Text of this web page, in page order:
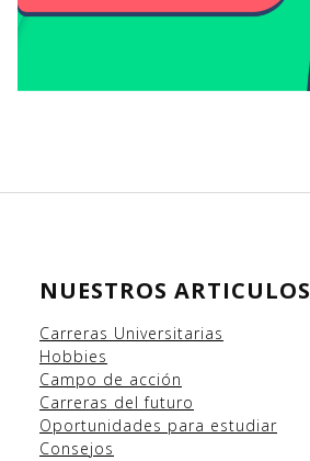
NUESTROS ARTICULOS
Carreras Universitarias
Hobbies
Campo de acción
Carreras del futuro
Oportunidades para estudiar
Consejos